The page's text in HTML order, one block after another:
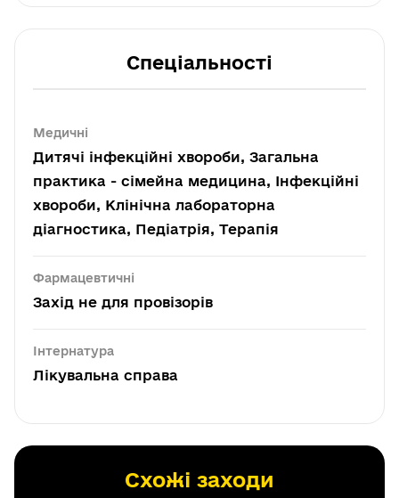
Спеціальності
Медичні
Дитячі інфекційні хвороби, Загальна
практика - сімейна медицина, Інфекційні
хвороби, Клінічна лабораторна
діагностика, Педіатрія, Терапія
Фармацевтичні
Захід не для провізорів
Інтернатура
Лікувальна справа
Схожі заходи